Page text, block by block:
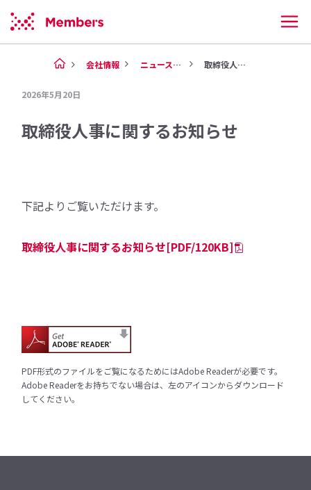
会社情報 ニュース（2026年） 取締役人事に関するお知らせ
2026年5月20日
取締役人事に関するお知らせ
下記よりご覧いただけます。
取締役人事に関するお知らせ[PDF/120KB]
PDF形式のファイルをご覧になるためにはAdobe Readerが必要です。
Adobe Readerをお持ちでない場合は、左のアイコンからダウンロード
してください。